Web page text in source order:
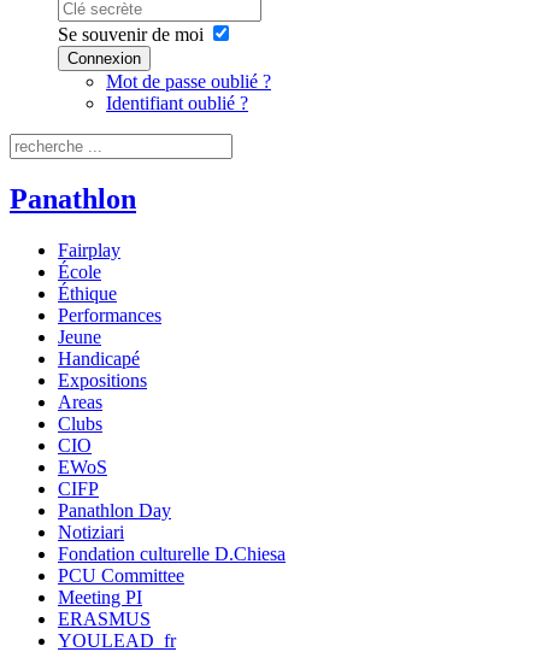
Se souvenir de moi
Connexion
Mot de passe oublié ?
Identifiant oublié ?
Panathlon
Fairplay
École
Éthique
Performances
Jeune
Handicapé
Expositions
Areas
Clubs
CIO
EWoS
CIFP
Panathlon Day
Notiziari
Fondation culturelle D.Chiesa
PCU Committee
Meeting PI
ERASMUS
YOULEAD_fr